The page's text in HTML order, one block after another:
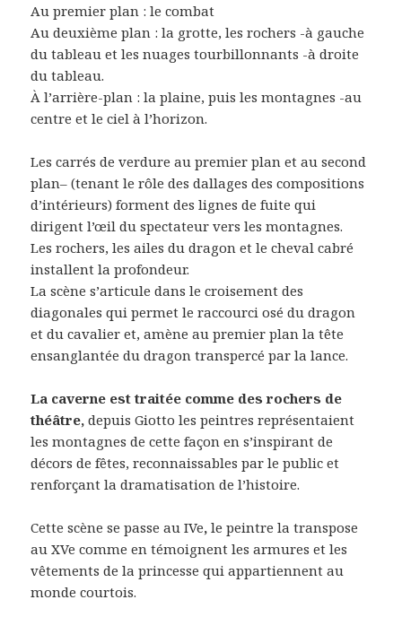
Au premier plan : le combat
Au deuxième plan : la grotte, les rochers -à gauche
du tableau et les nuages tourbillonnants -à droite
du tableau.
À l’arrière-plan : la plaine, puis les montagnes -au
centre et le ciel à l’horizon.
Les carrés de verdure au premier plan et au second
plan– (tenant le rôle des dallages des compositions
d’intérieurs) forment des lignes de fuite qui
dirigent l’œil du spectateur vers les montagnes.
Les rochers, les ailes du dragon et le cheval cabré
installent la profondeur.
La scène s’articule dans le croisement des
diagonales qui permet le raccourci osé du dragon
et du cavalier et, amène au premier plan la tête
ensanglantée du dragon transpercé par la lance.
La caverne est traitée comme des rochers de
théâtre,depuis Giotto les peintres représentaient
les montagnes de cette façon en s’inspirant de
décors de fêtes, reconnaissables par le public et
renforçant la dramatisation de l’histoire.
Cette scène se passe au IVe,le peintre la transpose
au XVe comme en témoignent les armures et les
vêtements de la princesse qui appartiennent au
monde courtois.